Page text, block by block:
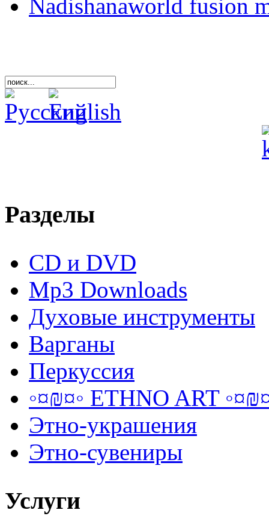
Nadishanaworld fusion
Разделы
CD и DVD
Mp3 Downloads
Духовые инструменты
Варганы
Перкуссия
◦¤₪¤◦ ETHNO ART
Этно-украшения
Этно-сувениры
Услуги